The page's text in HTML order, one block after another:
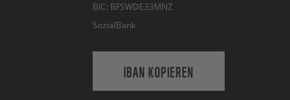
BIC: BFSWDE33MNZ
SozialBank
IBAN KOPIEREN